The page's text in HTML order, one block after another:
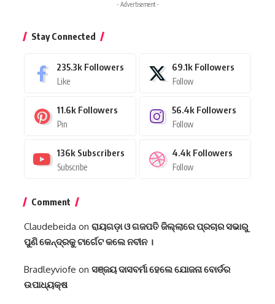
- Advertisement -
Stay Connected
235.3k Followers
Like
69.1k Followers
Follow
11.6k Followers
Pin
56.4k Followers
Follow
136k Subscribers
Subscribe
4.4k Followers
Follow
Comment
Claudebeida on ରାୟଗଡ଼ା ଓ ଗଜପତି ଜିଲ୍ଲାରେ ପ୍ରଚାର ସଭାରୁ
ପୁଣି କେନ୍ଦ୍ରକୁ ଟାର୍ଗେଟ କଲେ ନବୀନ ।
Bradleyviofe on ସଞ୍ଜୟ ଦାସବର୍ମା ହେଲେ ଯୋଜନା ବୋର୍ଡର
ଉପାଧ୍ୟକ୍ଷ